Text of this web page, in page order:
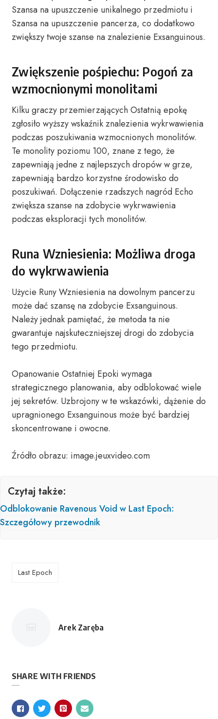
Szansa na upuszczenie unikalnego przedmiotu i
Szansa na upuszczenie pancerza, co dodatkowo
zwiększy twoje szanse na znalezienie Exsanguinous.
Zwiększenie pośpiechu: Pogoń za
wzmocnionymi monolitami
Kilku graczy przemierzających Ostatnią epokę
zgłosiło wyższy wskaźnik znalezienia wykrwawienia
podczas poszukiwania wzmocnionych monolitów.
Te monolity poziomu 100, znane z tego, że
zapewniają jedne z najlepszych dropów w grze,
zapewniają bardzo korzystne środowisko do
poszukiwań. Dołączenie rzadszych nagród Echo
zwiększa szanse na zdobycie wykrwawienia
podczas eksploracji tych monolitów.
Runa Wzniesienia: Możliwa droga
do wykrwawienia
Użycie Runy Wzniesienia na dowolnym pancerzu
może dać szansę na zdobycie Exsanguinous.
Należy jednak pamiętać, że metoda ta nie
gwarantuje najskuteczniejszej drogi do zdobycia
tego przedmiotu.
Opanowanie Ostatniej Epoki wymaga
strategicznego planowania, aby odblokować wiele
jej sekretów. Uzbrojony w te wskazówki, dążenie do
upragnionego Exsanguinous może być bardziej
skoncentrowane i owocne.
Źródło obrazu: image.jeuxvideo.com
Czytaj także:
Odblokowanie Ravenous Void w Last Epoch:
Szczegółowy przewodnik
Last Epoch
Opublikowane
Arek Zaręba
SHARE WITH FRIENDS